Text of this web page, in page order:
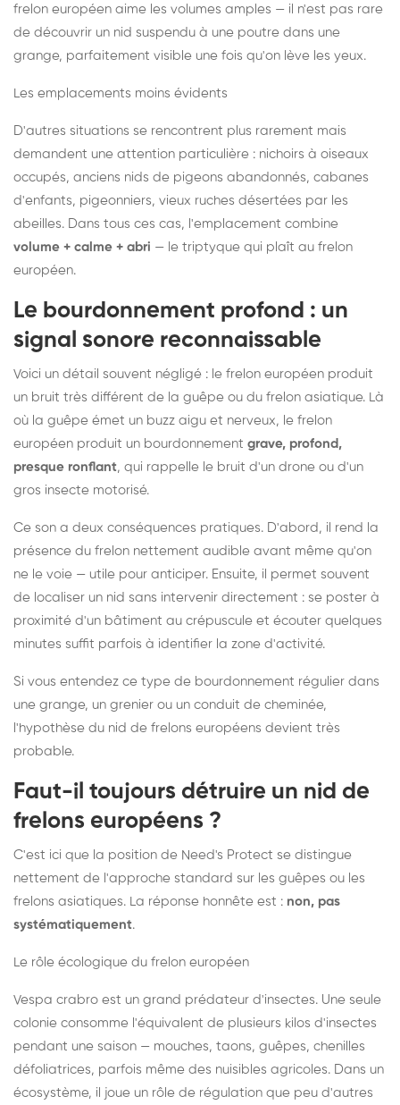
frelon européen aime les volumes amples — il n'est pas rare
de découvrir un nid suspendu à une poutre dans une
grange, parfaitement visible une fois qu'on lève les yeux.
Les emplacements moins évidents
D'autres situations se rencontrent plus rarement mais
demandent une attention particulière : nichoirs à oiseaux
occupés, anciens nids de pigeons abandonnés, cabanes
d'enfants, pigeonniers, vieux ruches désertées par les
abeilles. Dans tous ces cas, l'emplacement combine
volume + calme + abri — le triptyque qui plaît au frelon
européen.
Le bourdonnement profond : un
signal sonore reconnaissable
Voici un détail souvent négligé : le frelon européen produit
un bruit très différent de la guêpe ou du frelon asiatique. Là
où la guêpe émet un buzz aigu et nerveux, le frelon
européen produit un bourdonnement grave, profond,
presque ronflant, qui rappelle le bruit d'un drone ou d'un
gros insecte motorisé.
Ce son a deux conséquences pratiques. D'abord, il rend la
présence du frelon nettement audible avant même qu'on
ne le voie — utile pour anticiper. Ensuite, il permet souvent
de localiser un nid sans intervenir directement : se poster à
proximité d'un bâtiment au crépuscule et écouter quelques
minutes suffit parfois à identifier la zone d'activité.
Si vous entendez ce type de bourdonnement régulier dans
une grange, un grenier ou un conduit de cheminée,
l'hypothèse du nid de frelons européens devient très
probable.
Faut-il toujours détruire un nid de
frelons européens ?
C'est ici que la position de Need's Protect se distingue
nettement de l'approche standard sur les guêpes ou les
frelons asiatiques. La réponse honnête est : non, pas
systématiquement.
Le rôle écologique du frelon européen
Vespa crabro est un grand prédateur d'insectes. Une seule
colonie consomme l'équivalent de plusieurs kilos d'insectes
pendant une saison — mouches, taons, guêpes, chenilles
défoliatrices, parfois même des nuisibles agricoles. Dans un
écosystème, il joue un rôle de régulation que peu d'autres